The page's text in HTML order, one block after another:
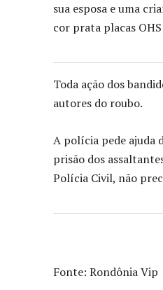
sua esposa e uma
cor prata placas
Toda ação dos
autores do roubo.
A polícia pede ajuda
prisão dos
Polícia Civil, não
Fonte: Rondônia Vip